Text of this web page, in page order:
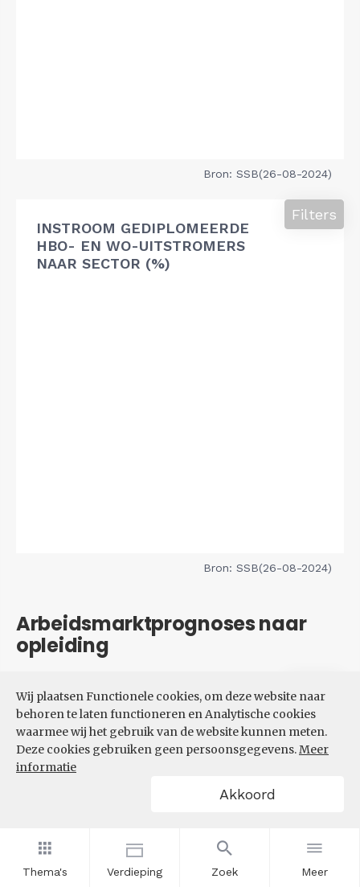
Thema's Verdieping Zoek Meer
Wij plaatsen Functionele cookies, om deze website naar
behoren te laten functioneren en Analytische cookies
waarmee wij het gebruik van de website kunnen meten.
Deze cookies gebruiken geen persoonsgegevens.Meer
informatie
Akkoord
Bron: SSB(26-08-2024)
INSTROOM GEDIPLOMEERDE
HBO- EN WO-UITSTROMERS
NAAR SECTOR (%)
Filters
Bron: SSB(26-08-2024)
Arbeidsmarktprognoses naar
opleiding
VERWACHTE UITBREIDINGS-
EN VERVANGINGSVRAAG NAAR
OPLEIDINGSNIVEAU
Filters